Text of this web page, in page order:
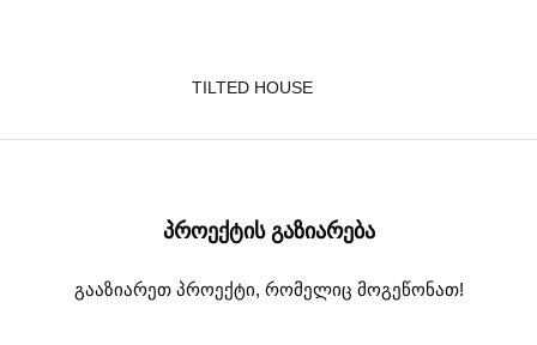
TILTED HOUSE
ᲞᲠᲝᲔᲥᲢᲘᲡ ᲒᲐᲖᲘᲐᲠᲔᲑᲐ
გააზიარეთ პროექტი, რომელიც მოგეწონათ!